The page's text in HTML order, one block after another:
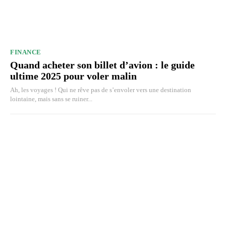
FINANCE
Quand acheter son billet d’avion : le guide
ultime 2025 pour voler malin
Ah, les voyages ! Qui ne rêve pas de s’envoler vers une destination
lointaine, mais sans se ruiner...